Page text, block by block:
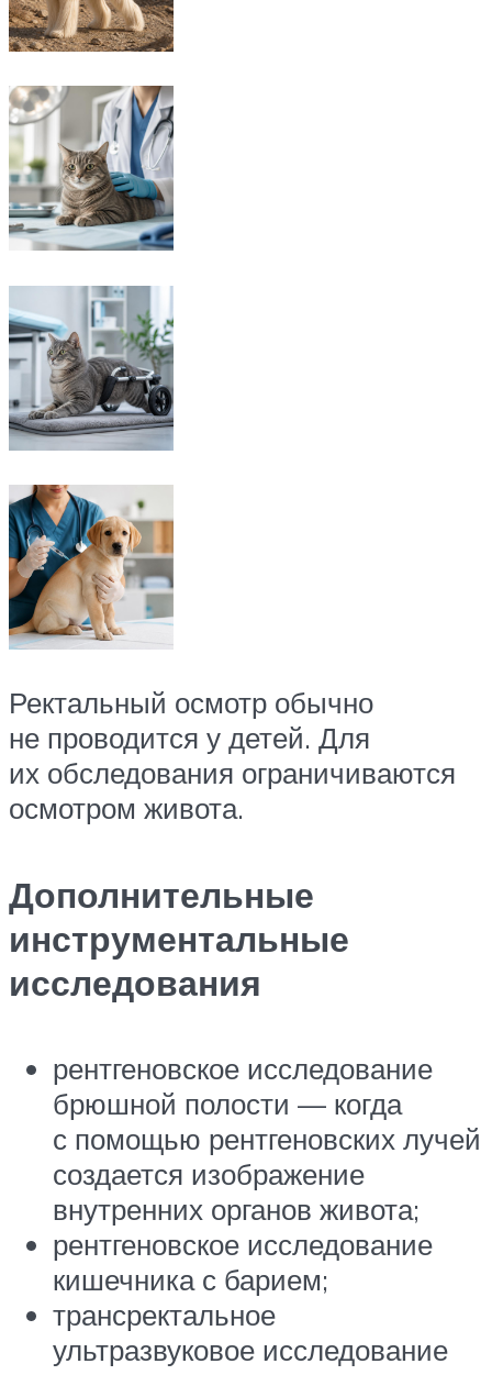
Ректальный осмотр обычно
не проводится у детей. Для
их обследования ограничиваются
осмотром живота.
Дополнительные
инструментальные
исследования
рентгеновское исследование
брюшной полости — когда
с помощью рентгеновских лучей
создается изображение
внутренних органов живота;
рентгеновское исследование
кишечника с барием;
трансректальное
ультразвуковое исследование